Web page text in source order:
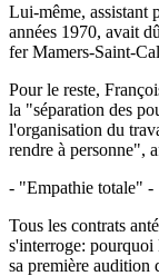
Lui-même, assistant
années 1970, avait
fer Mamers-Saint-
Pour le reste,
la "séparation des
l'organisation du
rendre à personne",
- "Empathie totale" -
Tous les contrats
s'interroge:
sa première audition